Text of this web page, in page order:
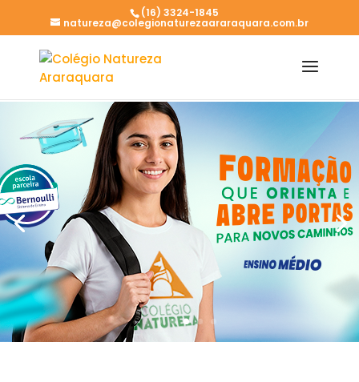
(16) 3324-1845
natureza@colegionaturezaararaquara.com.br